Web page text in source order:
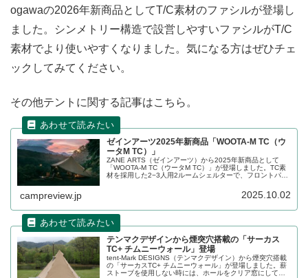
ogawaの2026年新商品としてT/C素材のファシルが登場し
ました。シンメトリー構造で設営しやすいファシルがT/C
素材でより使いやすくなりました。気になる方はぜひチェ
ックしてみてください。
その他テントに関する記事はこちら。
ゼインアーツ2025年新商品「WOOTA-M TC（ウ
ータM TC）」
ZANE ARTS（ゼインアーツ）から2025年新商品として
「WOOTA-M TC（ウータM TC）」が登場しました。TC素
材を採用した2−3人用2ルームシェルターで、フロントパネ
デルです。2025年10月3日（直営店）、10月6日（ECサイ
ト）発売予定です。詳細をレビューします。
campreview.jp 2025.10.02
テンマクデザインから煙突穴搭載の「サーカス
TC+ チムニーウォール」登場
tent-Mark DESIGNS（テンマクデザイン）から煙突穴搭載
の「サーカスTC+ チムニーウォール」が登場しました。薪
ストーブを使用しない時には、ホールをクリア窓にして採